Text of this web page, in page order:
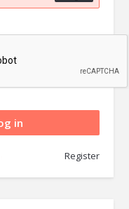
Register